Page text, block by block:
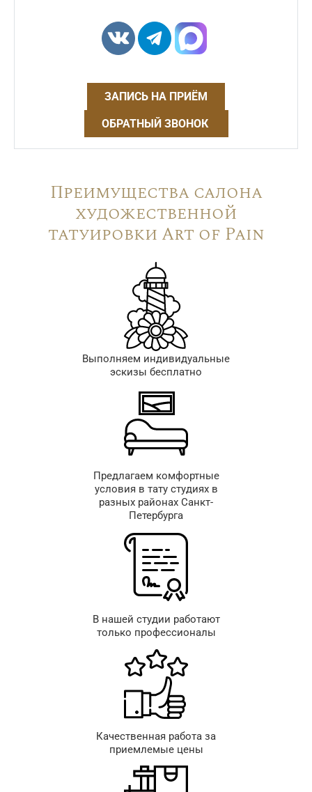
ЗАПИСЬ НА ПРИЁМ
ОБРАТНЫЙ ЗВОНОК
Преимущества салона
художественной
татуировки Art of Pain
Выполняем индивидуальные
эскизы бесплатно
Предлагаем комфортные
условия в тату студиях в
разных районах Санкт-
Петербурга
В нашей студии работают
только профессионалы
Качественная работа за
приемлемые цены